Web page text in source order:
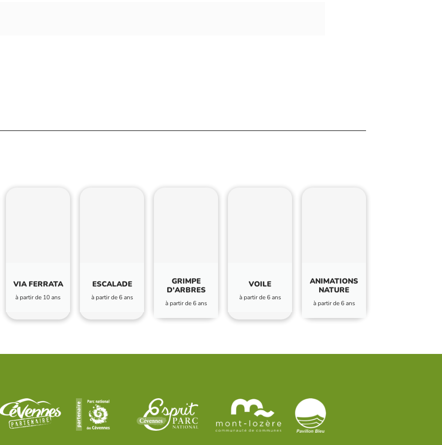
VIA FERRATA
à partir de 10 ans
ESCALADE
à partir de 6 ans
GRIMPE
D'ARBRES
à partir de 6 ans
VOILE
à partir de 6 ans
ANIMATIONS
NATURE
à partir de 6 ans